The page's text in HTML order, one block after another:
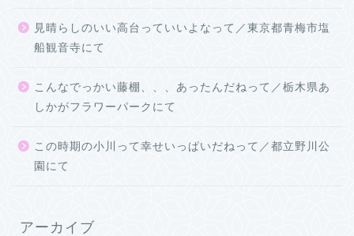
見晴らしのいい高台っていいよなって／東京都青梅市塩
船観音寺にて
こんなでっかい藤棚、、、あったんだねって／栃木県あ
しかがフラワーパークにて
この時期の小川って幸せいっぱいだねって／都立野川公
園にて
アーカイブ